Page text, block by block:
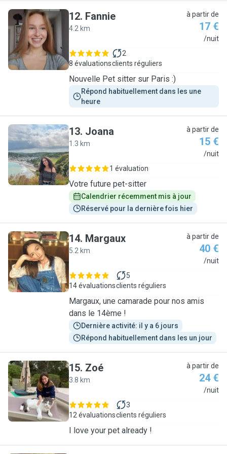
F
12. Fannie
4.2 km
à partir de
17 €
/nuit
8 évaluations
2
clients réguliers
Nouvelle Pet sitter sur Paris :)
Répond habituellement dans les une
heure
J
13. Joana
1.3 km
à partir de
15 €
/nuit
1 évaluation
Votre future pet-sitter
Calendrier récemment mis à jour
Réservé pour la dernière fois hier
M
14. Margaux
5.2 km
à partir de
40 €
/nuit
14 évaluations
5
clients réguliers
Margaux, une camarade pour nos amis
dans le 14ème !
Dernière activité: il y a 6 jours
Répond habituellement dans les un jour
Z
15. Zoé
3.8 km
à partir de
24 €
/nuit
12 évaluations
3
clients réguliers
I love your pet already !